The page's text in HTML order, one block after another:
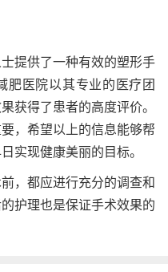
提供了一种有效的塑形手
肥医院以其专业的医疗团
获得了患者的高度评价。
，希望以上的信息能够帮
实现健康美丽的目标。
，都应进行充分的调查和
护理也是保证手术效果的